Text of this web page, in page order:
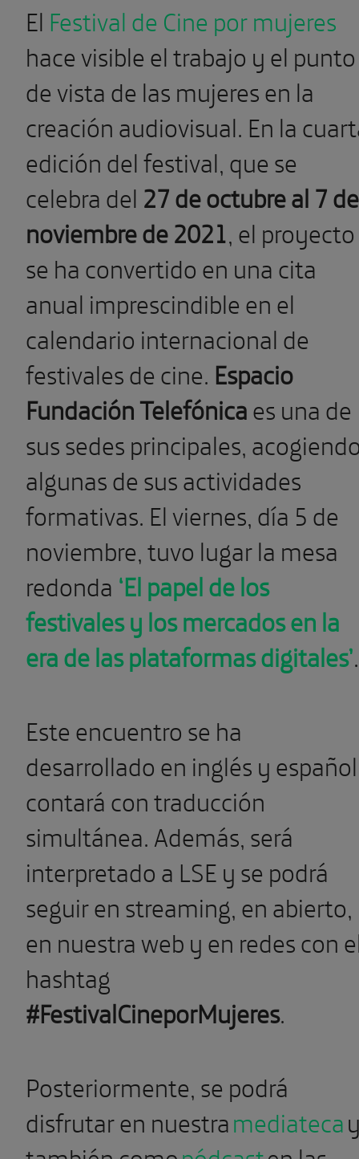
El Festival de Cine por mujeres
hace visible el trabajo y el punto
de vista de las mujeres en la
creación audiovisual. En la
edición del festival, que se
celebra del 27 de octubre al 7 de
noviembre de 2021, el proyecto
se ha convertido en una cita
anual imprescindible en el
calendario internacional de
festivales de cine. Espacio
Fundación Telefónicaes una de
sus sedes principales,
algunas de sus actividades
formativas. El viernes, día 5 de
noviembre, tuvo lugar la mesa
redonda ‘El papel de los
festivales y los mercados en la
era de las plataformas digitales’.
Este encuentro se ha
desarrollado en inglés y
contará con traducción
simultánea. Además, será
interpretado a LSE y se podrá
seguir en streaming, en abierto,
en nuestra web y en redes con
hashtag
#FestivalCineporMujeres.
Posteriormente, se podrá
disfrutar en nuestramediateca